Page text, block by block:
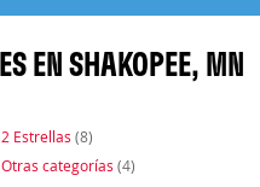
EN SHAKOPEE, MN
2 Estrellas (8)
Otras categorías (4)